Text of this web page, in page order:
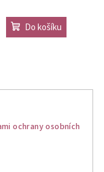
Do košíku
ochrany osobních